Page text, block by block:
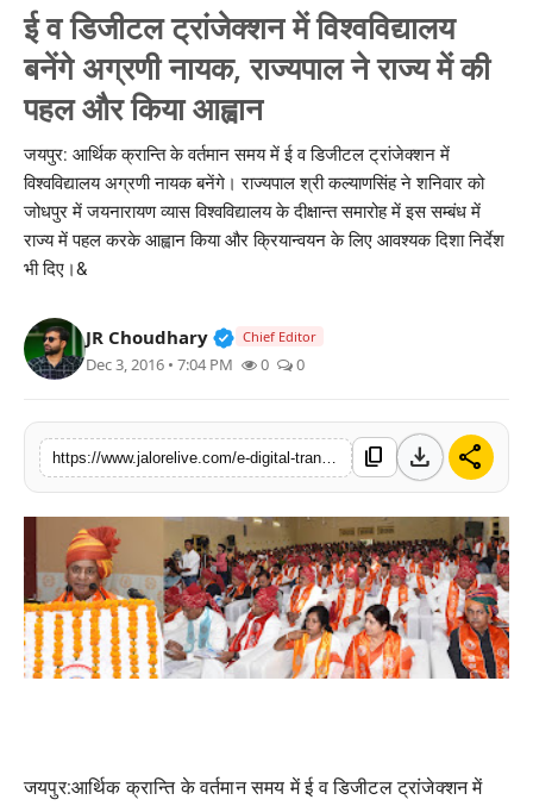
खेल
शिक्षा
लाइफस्टाइल
मनोरंजन
तकनीक
बिज़नेस
ई व डिजीटल ट्रांजेक्शन में विश्वविद्यालय
बनेंगे अग्रणी नायक, राज्यपाल ने राज्य में की
पहल और किया आह्वान
जयपुर: आर्थिक क्रान्ति के वर्तमान समय में ई व डिजीटल ट्रांजेक्शन में
विश्वविद्यालय अग्रणी नायक बनेंगे। राज्यपाल श्री कल्याणसिंह ने शनिवार को
जोधपुर में जयनारायण व्यास विश्वविद्यालय के दीक्षान्त समारोह में इस सम्बंध में
राज्य में पहल करके आह्वान किया और क्रियान्वयन के लिए आवश्यक दिशा निर्देश
भी दिए।&
JR Choudhary Verified Public Figure • 30 Mar,
Chief Editor
Dec 3, 2016 • 7:04 PM 0 0
content_copy download share
जयपुर:आर्थिक क्रान्ति के वर्तमान समय में ई व डिजीटल ट्रांजेक्शन में